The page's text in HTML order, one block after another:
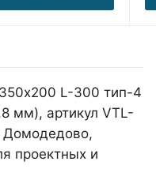
L-300 тип-4
мм), артикул VTL-
проектных и